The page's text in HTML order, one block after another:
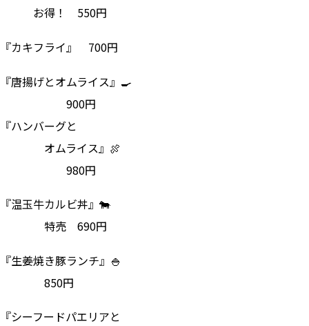
お得！ 550円
『カキフライ』 700円
『唐揚げとオムライス』🍳
900円
『ハンバーグと
オムライス』🍖
980円
『温玉牛カルビ丼』🐄
特売 690円
『生姜焼き豚ランチ』🍚
850円
『シーフードパエリアと